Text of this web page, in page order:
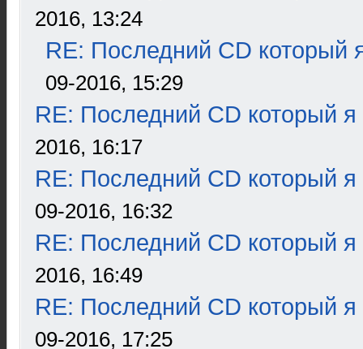
2016, 13:24
RE: Последний CD который
09-2016, 15:29
RE: Последний CD который я
2016, 16:17
RE: Последний CD который я
09-2016, 16:32
RE: Последний CD который я
2016, 16:49
RE: Последний CD который я
09-2016, 17:25